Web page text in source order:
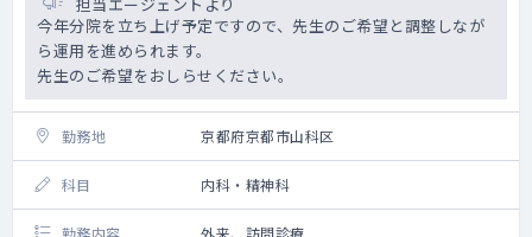
今年分院を立ち上げ予定ですので、先生のご希望と調整しなが
ら運用を進められます。
先生のご希望をおしらせください。
勤務地 京都府京都市山科区
科目 内科・精神科
勤務内容 外来、訪問診療